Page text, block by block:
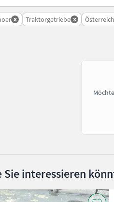
x Traktorgetriebe x Österreich
interessieren